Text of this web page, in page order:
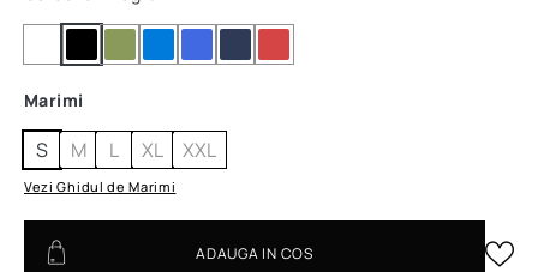
Marimi
S M L XL XXL
Vezi Ghidul de Marimi
ADAUGA IN COS